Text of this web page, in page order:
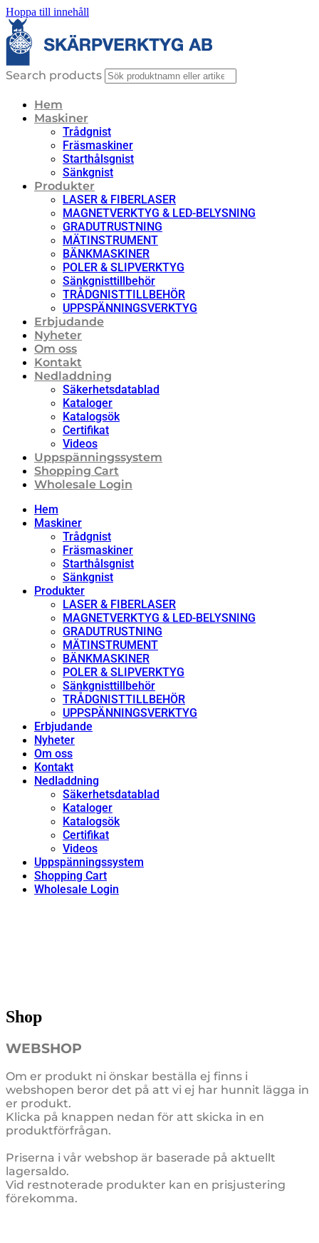
Hoppa till innehåll
Search products
Hem
Maskiner
Trådgnist
Fräsmaskiner
Starthålsgnist
Sänkgnist
Produkter
LASER & FIBERLASER
MAGNETVERKTYG & LED-BELYSNING
GRADUTRUSTNING
MÄTINSTRUMENT
BÄNKMASKINER
POLER & SLIPVERKTYG
Sänkgnisttillbehör
TRÅDGNISTTILLBEHÖR
UPPSPÄNNINGSVERKTYG
Erbjudande
Nyheter
Om oss
Kontakt
Nedladdning
Säkerhetsdatablad
Kataloger
Katalogsök
Certifikat
Videos
Uppspänningssystem
Shopping Cart
Wholesale Login
Hem
Maskiner
Trådgnist
Fräsmaskiner
Starthålsgnist
Sänkgnist
Produkter
LASER & FIBERLASER
MAGNETVERKTYG & LED-BELYSNING
GRADUTRUSTNING
MÄTINSTRUMENT
BÄNKMASKINER
POLER & SLIPVERKTYG
Sänkgnisttillbehör
TRÅDGNISTTILLBEHÖR
UPPSPÄNNINGSVERKTYG
Erbjudande
Nyheter
Om oss
Kontakt
Nedladdning
Säkerhetsdatablad
Kataloger
Katalogsök
Certifikat
Videos
Uppspänningssystem
Shopping Cart
Wholesale Login
Shop
WEBSHOP
Om er produkt ni önskar beställa ej finns i
webshopen beror det på att vi ej har hunnit lägga in
er produkt.
Klicka på knappen nedan för att skicka in en
produktförfrågan.
Priserna i vår webshop är baserade på aktuellt
lagersaldo.
Vid restnoterade produkter kan en prisjustering
förekomma.